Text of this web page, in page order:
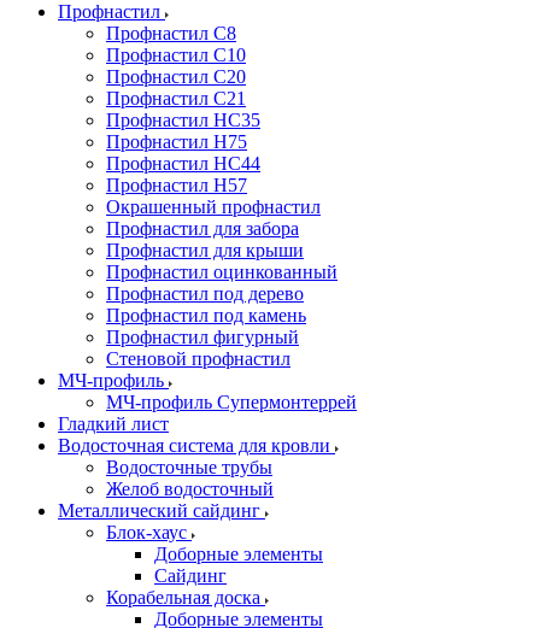
Профнастил
Профнастил С8
Профнастил С10
Профнастил С20
Профнастил С21
Профнастил НС35
Профнастил Н75
Профнастил HC44
Профнастил Н57
Окрашенный профнастил
Профнастил для забора
Профнастил для крыши
Профнастил оцинкованный
Профнастил под дерево
Профнастил под камень
Профнастил фигурный
Стеновой профнастил
МЧ-профиль
МЧ-профиль Супермонтеррей
Гладкий лист
Водосточная система для кровли
Водосточные трубы
Желоб водосточный
Металлический сайдинг
Блок-хаус
Доборные элементы
Сайдинг
Корабельная доска
Доборные элементы